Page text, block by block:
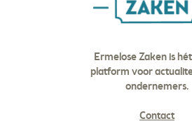
Ermelose Zaken is
platform voor
ondernemers.
Contact